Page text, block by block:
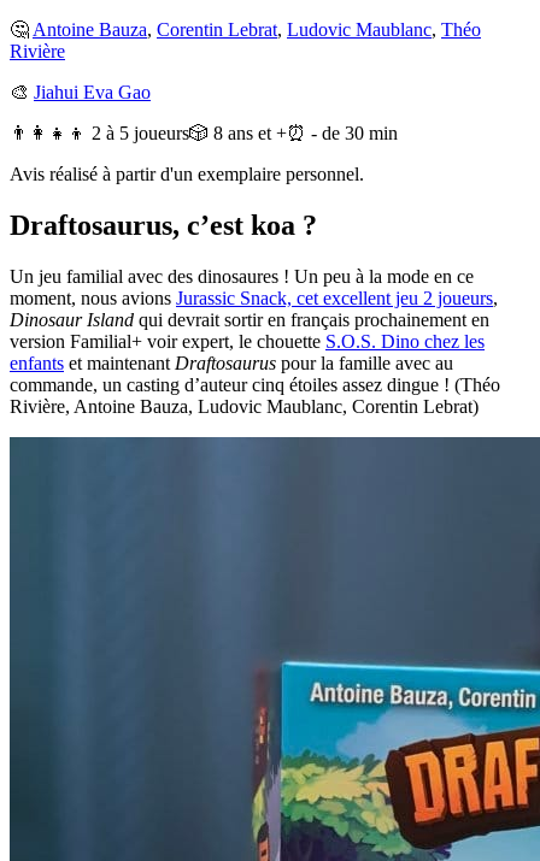
🤔 Antoine Bauza, Corentin Lebrat, Ludovic Maublanc, Théo
Rivière
🎨 Jiahui Eva Gao
👨‍👩‍👧‍👦 2 à 5 joueurs🎲 8 ans et +⏰ - de 30 min
Avis réalisé à partir d'un exemplaire personnel.
Draftosaurus, c’est koa ?
Un jeu familial avec des dinosaures ! Un peu à la mode en ce
moment, nous avions Jurassic Snack, cet excellent jeu 2 joueurs,
Dinosaur Island qui devrait sortir en français prochainement en
version Familial+ voir expert, le chouette S.O.S. Dino chez les
enfants et maintenant Draftosaurus pour la famille avec au
commande, un casting d’auteur cinq étoiles assez dingue ! (Théo
Rivière, Antoine Bauza, Ludovic Maublanc, Corentin Lebrat)